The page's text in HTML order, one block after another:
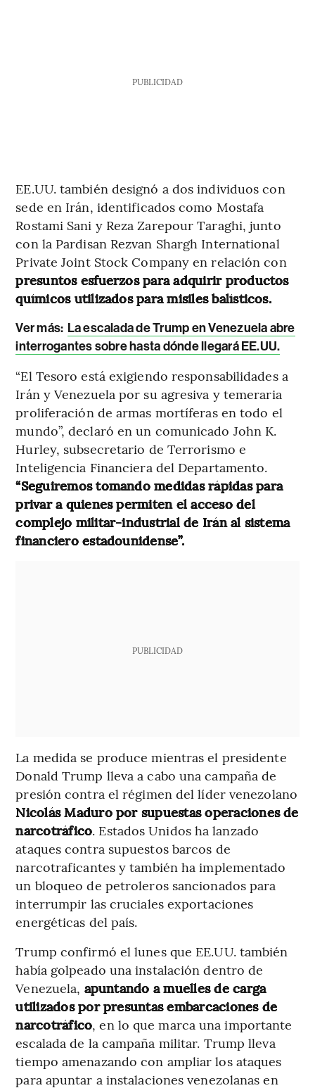
PUBLICIDAD
EE.UU. también designó a dos individuos con
sede en Irán, identificados como Mostafa
Rostami Sani y Reza Zarepour Taraghi, junto
con la Pardisan Rezvan Shargh International
Private Joint Stock Company en relación con
presuntos esfuerzos para adquirir productos
químicos utilizados para misiles balísticos.
Ver más: La escalada de Trump en Venezuela abre
interrogantes sobre hasta dónde llegará EE.UU.
“El Tesoro está exigiendo responsabilidades a
Irán y Venezuela por su agresiva y temeraria
proliferación de armas mortíferas en todo el
mundo”, declaró en un comunicado John K.
Hurley, subsecretario de Terrorismo e
Inteligencia Financiera del Departamento.
“Seguiremos tomando medidas rápidas para
privar a quienes permiten el acceso del
complejo militar-industrial de Irán al sistema
financiero estadounidense”.
PUBLICIDAD
La medida se produce mientras el presidente
Donald Trump lleva a cabo una campaña de
presión contra el régimen del líder venezolano
Nicolás Maduro por supuestas operaciones de
narcotráfico. Estados Unidos ha lanzado
ataques contra supuestos barcos de
narcotraficantes y también ha implementado
un bloqueo de petroleros sancionados para
interrumpir las cruciales exportaciones
energéticas del país.
Trump confirmó el lunes que EE.UU. también
había golpeado una instalación dentro de
Venezuela, apuntando a muelles de carga
utilizados por presuntas embarcaciones de
narcotráfico, en lo que marca una importante
escalada de la campaña militar. Trump lleva
tiempo amenazando con ampliar los ataques
para apuntar a instalaciones venezolanas en